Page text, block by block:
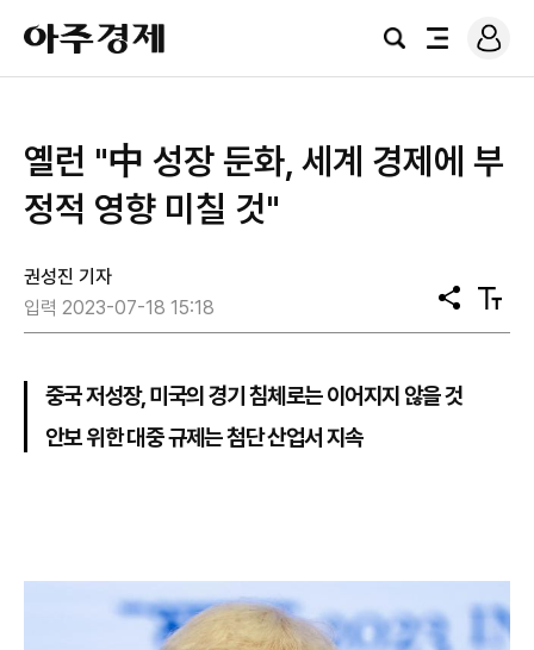
아
주
경
검
전
로
그
옐런 "中 성장 둔화, 세계 경제에 부
정적 영향 미칠 것"
권성진 기자
입력 2023-07-18 15:18
공
유
텍
스
중국 저성장, 미국의 경기 침체로는 이어지지 않을 것
안보 위한 대중 규제는 첨단 산업서 지속